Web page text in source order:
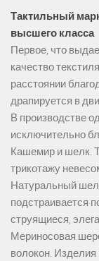
Тактильный
высшего класса
Первое, что
качество
расстоянии
драпируется в
В производстве
исключительно
Кашемир и шелк.
трикотажу
Натуральный
подстраивается
струящиеся,
Мериносовая
волокон. Изделия